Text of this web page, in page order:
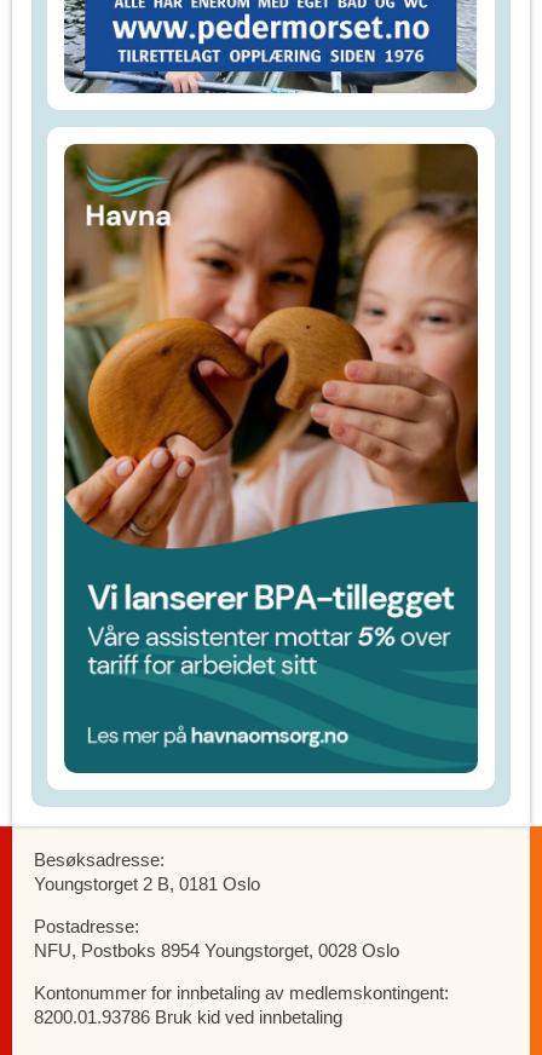
Besøksadresse:
Youngstorget 2 B, 0181 Oslo
Postadresse:
NFU, Postboks 8954 Youngstorget, 0028 Oslo
Kontonummer for innbetaling av medlemskontingent:
8200.01.93786 Bruk kid ved innbetaling